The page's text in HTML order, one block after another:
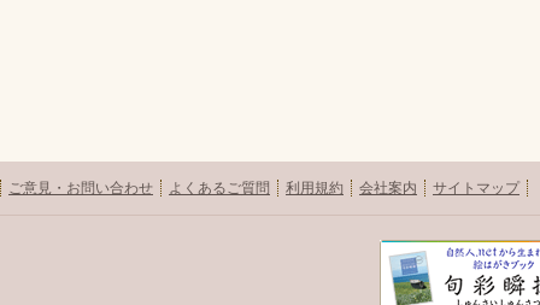
ご意見・お問い合わせ よくあるご質問 利用規約 会社案内 サイトマップ